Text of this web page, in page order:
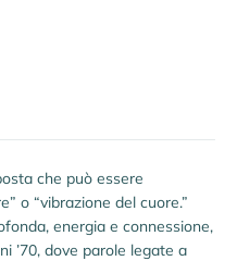
che può essere
o “vibrazione del cuore.”
energia e connessione,
’70, dove parole legate a